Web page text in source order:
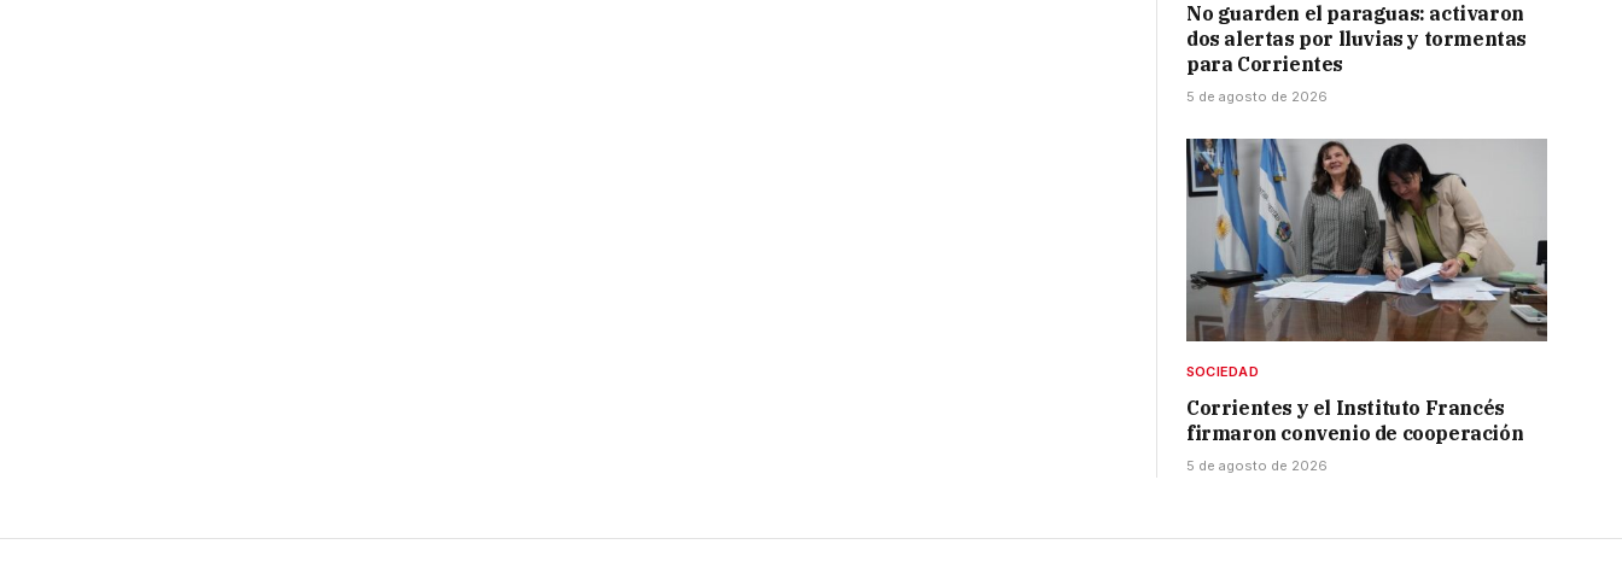
No guarden el paraguas: activaron
dos alertas por lluvias y tormentas
para Corrientes
5 de agosto de 2026
SOCIEDAD
Corrientes y el Instituto Francés
firmaron convenio de cooperación
5 de agosto de 2026